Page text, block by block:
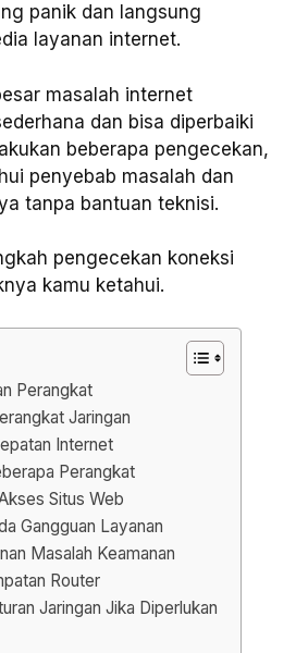
panik dan langsung
layanan internet.
masalah internet
dan bisa diperbaiki
beberapa pengecekan,
penyebab masalah dan
tanpa bantuan teknisi.
pengecekan koneksi
kamu ketahui.
Perangkat
Jaringan
Internet
Perangkat
Situs Web
Gangguan Layanan
Masalah Keamanan
Router
Jaringan Jika Diperlukan